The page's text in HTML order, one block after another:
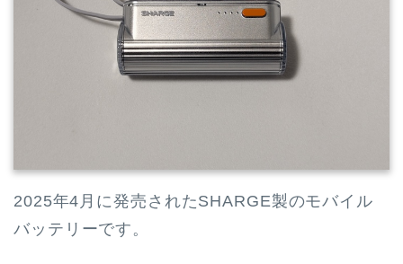
2025年4月に発売されたSHARGE製のモバイル
バッテリーです。